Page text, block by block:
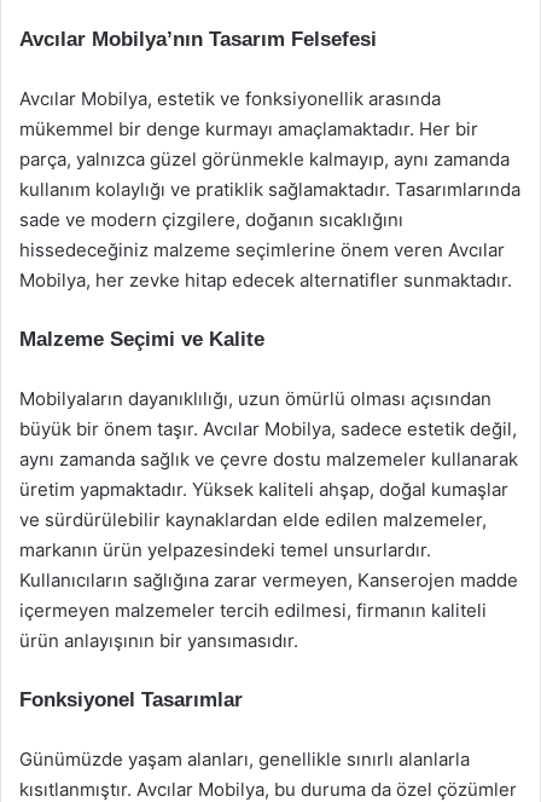
Avcılar Mobilya’nın Tasarım Felsefesi
Avcılar Mobilya, estetik ve fonksiyonellik arasında
mükemmel bir denge kurmayı amaçlamaktadır. Her bir
parça, yalnızca güzel görünmekle kalmayıp, aynı zamanda
kullanım kolaylığı ve pratiklik sağlamaktadır. Tasarımlarında
sade ve modern çizgilere, doğanın sıcaklığını
hissedeceğiniz malzeme seçimlerine önem veren Avcılar
Mobilya, her zevke hitap edecek alternatifler sunmaktadır.
Malzeme Seçimi ve Kalite
Mobilyaların dayanıklılığı, uzun ömürlü olması açısından
büyük bir önem taşır. Avcılar Mobilya, sadece estetik değil,
aynı zamanda sağlık ve çevre dostu malzemeler kullanarak
üretim yapmaktadır. Yüksek kaliteli ahşap, doğal kumaşlar
ve sürdürülebilir kaynaklardan elde edilen malzemeler,
markanın ürün yelpazesindeki temel unsurlardır.
Kullanıcıların sağlığına zarar vermeyen, Kanserojen madde
içermeyen malzemeler tercih edilmesi, firmanın kaliteli
ürün anlayışının bir yansımasıdır.
Fonksiyonel Tasarımlar
Günümüzde yaşam alanları, genellikle sınırlı alanlarla
kısıtlanmıştır. Avcılar Mobilya, bu duruma da özel çözümler